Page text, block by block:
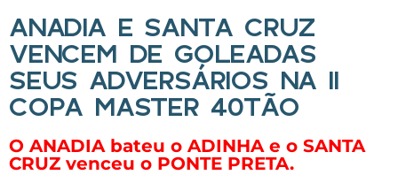
ANADIA E SANTA CRUZ
VENCEM DE GOLEADAS
SEUS ADVERSÁRIOS NA II
COPA MASTER 40TÃO
O ANADIA bateu o ADINHA e o SANTA
CRUZ venceu o PONTE PRETA.